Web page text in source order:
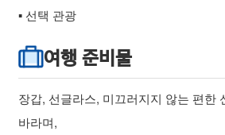
▪ 선택 관광
여행 준비물
장갑, 선글라스, 미끄러지지 않는 편한
바라며,